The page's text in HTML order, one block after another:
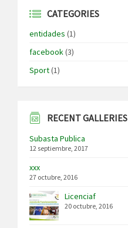
CATEGORIES
entidades (1)
facebook(3)
Sport(1)
RECENT GALLERIES
Subasta Publica
12 septiembre, 2017
xxx
27 octubre, 2016
Licenciaf
20 octubre, 2016